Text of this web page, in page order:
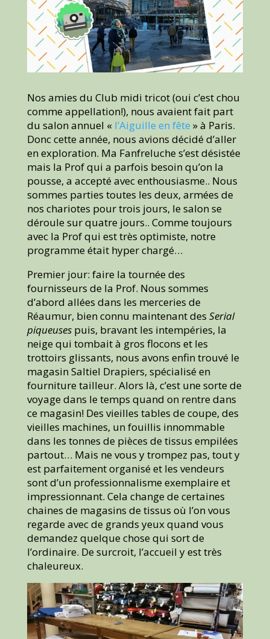
Nos amies du Club midi tricot (oui c’est chou
comme appellation!), nous avaient fait part
du salon annuel « l’Aiguille en fête » à Paris.
Donc cette année, nous avions décidé d’aller
en exploration. Ma Fanfreluche s’est désistée
mais la Prof qui a parfois besoin qu’on la
pousse, a accepté avec enthousiasme.. Nous
sommes parties toutes les deux, armées de
nos chariotes pour trois jours, le salon se
déroule sur quatre jours.. Comme toujours
avec la Prof qui est très optimiste, notre
programme était hyper chargé…
Premier jour: faire la tournée des
fournisseurs de la Prof. Nous sommes
d’abord allées dans les merceries de
Réaumur, bien connu maintenant des Serial
piqueusespuis, bravant les intempéries, la
neige qui tombait à gros flocons et les
trottoirs glissants, nous avons enfin trouvé le
magasin Saltiel Drapiers, spécialisé en
fourniture tailleur. Alors là, c’est une sorte de
voyage dans le temps quand on rentre dans
ce magasin! Des vieilles tables de coupe, des
vieilles machines, un fouillis innommable
dans les tonnes de pièces de tissus empilées
partout… Mais ne vous y trompez pas, tout y
est parfaitement organisé et les vendeurs
sont d’un professionnalisme exemplaire et
impressionnant. Cela change de certaines
chaines de magasins de tissus où l’on vous
regarde avec de grands yeux quand vous
demandez quelque chose qui sort de
l’ordinaire. De surcroit, l’accueil y est très
chaleureux.